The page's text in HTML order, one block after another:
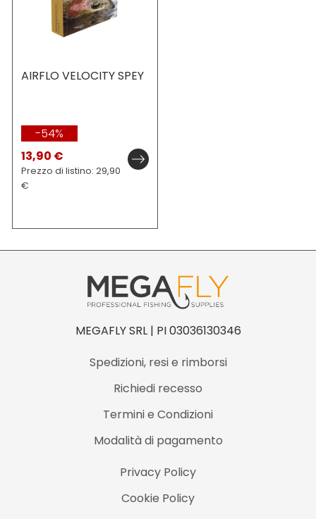
AIRFLO VELOCITY SPEY
-54%
13,90 €
Prezzo di listino: 29,90
€
MEGAFLY SRL | PI 03036130346
Spedizioni, resi e rimborsi
Richiedi recesso
Termini e Condizioni
Modalità di pagamento
Privacy Policy
Cookie Policy